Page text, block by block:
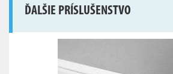
ĎALŠIE PRÍSLUŠENSTVO